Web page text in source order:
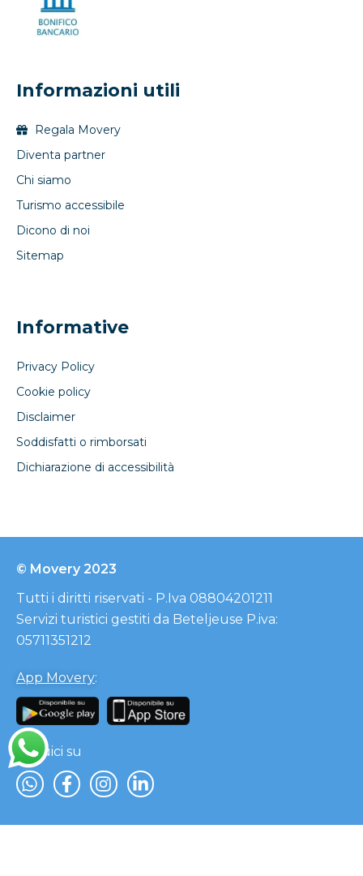
Informazioni utili
Regala Movery
Diventa partner
Chi siamo
Turismo accessibile
Dicono di noi
Sitemap
Informative
Privacy Policy
Cookie policy
Disclaimer
Soddisfatti o rimborsati
Dichiarazione di accessibilità
© Movery 2023
Tutti i diritti riservati - P.Iva 08804201211
Servizi turistici gestiti da Beteljeuse P.iva:
05711351212
App Movery:
Seguici su